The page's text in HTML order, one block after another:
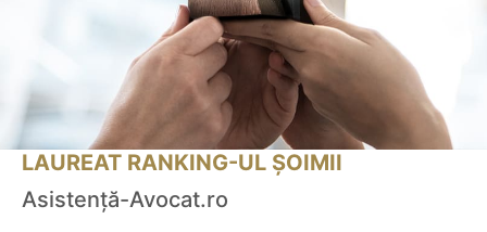
LAUREAT RANKING-UL ȘOIMII
Asistenţă-Avocat.ro